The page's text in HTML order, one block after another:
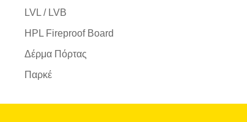
LVL / LVB
HPL Fireproof Board
Δέρμα Πόρτας
Παρκέ